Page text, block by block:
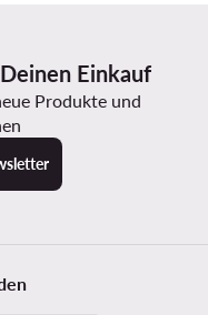
Einkauf
Produkte und